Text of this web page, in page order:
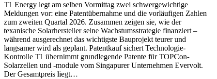
T1 Energy legt am selben Vormittag zwei schwergewichtige
Meldungen vor: eine Patentübernahme und die vorläufigen Zahlen
zum zweiten Quartal 2026. Zusammen zeigen sie, wie der
texanische Solarhersteller seine Wachstumsstrategie finanziert –
während ausgerechnet das wichtigste Bauprojekt teurer und
langsamer wird als geplant. Patentkauf sichert Technologie-
Kontrolle T1 übernimmt grundlegende Patente für TOPCon-
Solarzellen und -module vom Singapurer Unternehmen Evervolt.
Der Gesamtpreis liegt…